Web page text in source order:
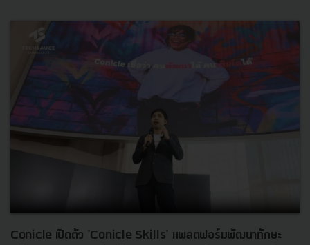
Conicle เปิดตัว 'Conicle Skills' แพลตฟอร์มพัฒนาทักษะ